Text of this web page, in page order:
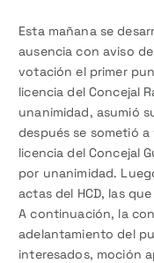
Esta mañana se
ausencia con aviso
votación el primer
licencia del Concejal
unanimidad, asumió
después se sometió
licencia del Concejal
por unanimidad.
actas del HCD, las
A continuación, la
adelantamiento del
interesados, moción